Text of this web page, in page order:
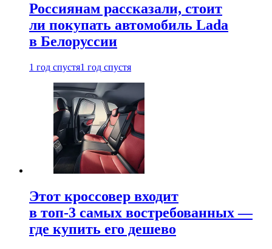
Россиянам рассказали, стоит
ли покупать автомобиль Lada
в Белоруссии
1 год спустя1 год спустя
Этот кроссовер входит
в топ-3 самых востребованных —
где купить его дешево